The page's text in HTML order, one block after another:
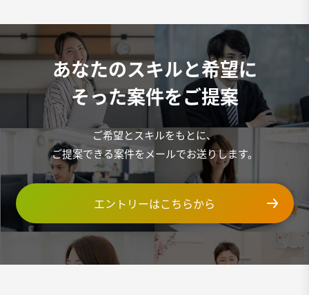
あなたのスキルと希望に
そった案件をご提案
ご希望とスキルをもとに、
ご提案できる案件をメールでお送りします。
エントリーはこちらから